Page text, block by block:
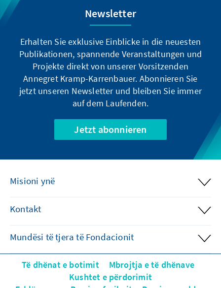
Newsletter
Erhalten Sie exklusive Einblicke in die neuesten
Publikationen, spannende Veranstaltungen und
Projekte direkt von unserer Vorsitzenden
Annegret Kramp-Karrenbauer. Abonnieren Sie
jetzt unseren Newsletter und bleiben Sie immer
auf dem Laufenden.
Jetzt abonnieren
Misioni ynë
Kontakt
Mundësi të tjera të Fondacionit
Të dhënat e botimit
Mbrojtja e të dhënave
Kushtet e përdorimit